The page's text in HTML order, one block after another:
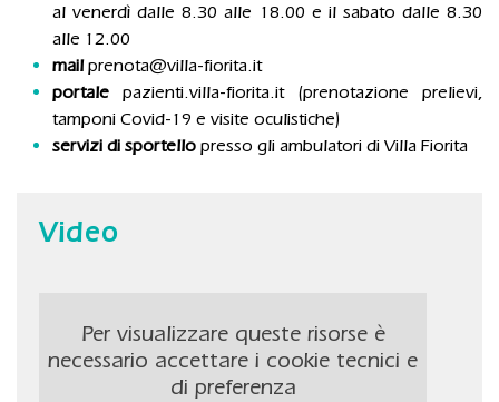
al venerdì dalle 8.30 alle 18.00 e il sabato dalle 8.30
alle 12.00
mail prenota@villa-fiorita.it
portalepazienti.villa-fiorita.it(prenotazione prelievi,
tamponi Covid-19 e visite oculistiche)
servizi di sportello presso gli ambulatori di Villa Fiorita
Video
Per visualizzare queste risorse è
necessario accettare i cookie tecnici e
di preferenza